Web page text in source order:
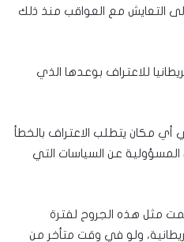
التعايش مع العواقب منذ ذلك
للاعتراف بوعدها الذي
أي مكان يتطلب الاعتراف بالخطأ
عن السياسات التي
مثل هذه الجروح لفترة
ولو في وقت متأخر من